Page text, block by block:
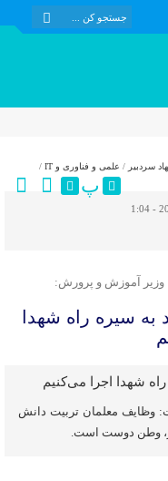
سردبیر / علمی و فناوری و IT
/
پ
وزیر آموزش و پرورش:
به سیره راه شهدا
وظایف معلمان تربیت دانش
وطن دوست است.